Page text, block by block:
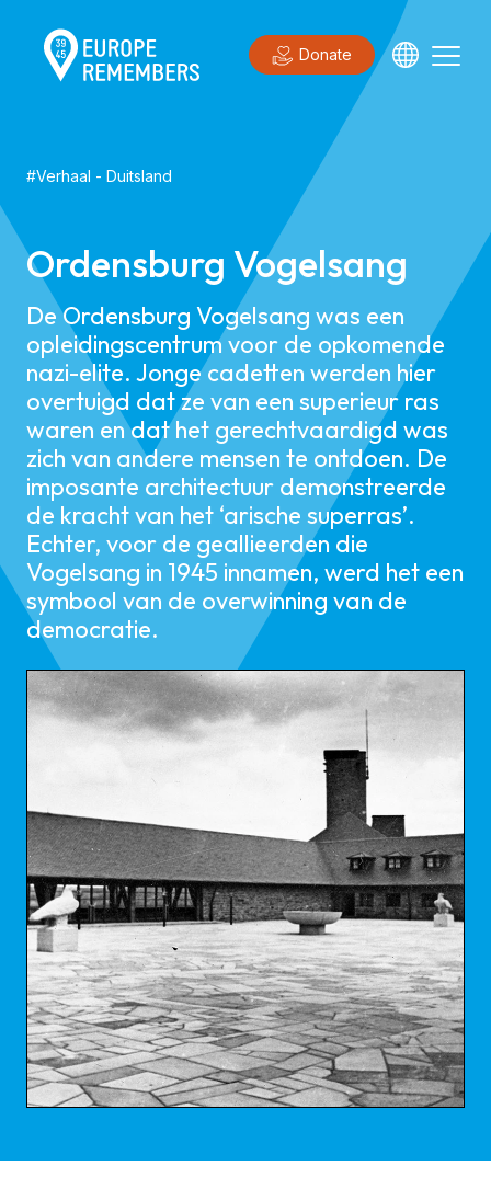
Donate
#Verhaal - Duitsland
Ordensburg Vogelsang
De Ordensburg Vogelsang was een
opleidingscentrum voor de opkomende
nazi-elite. Jonge cadetten werden hier
overtuigd dat ze van een superieur ras
waren en dat het gerechtvaardigd was
zich van andere mensen te ontdoen. De
imposante architectuur demonstreerde
de kracht van het ‘arische superras’.
Echter, voor de geallieerden die
Vogelsang in 1945 innamen, werd het een
symbool van de overwinning van de
democratie.